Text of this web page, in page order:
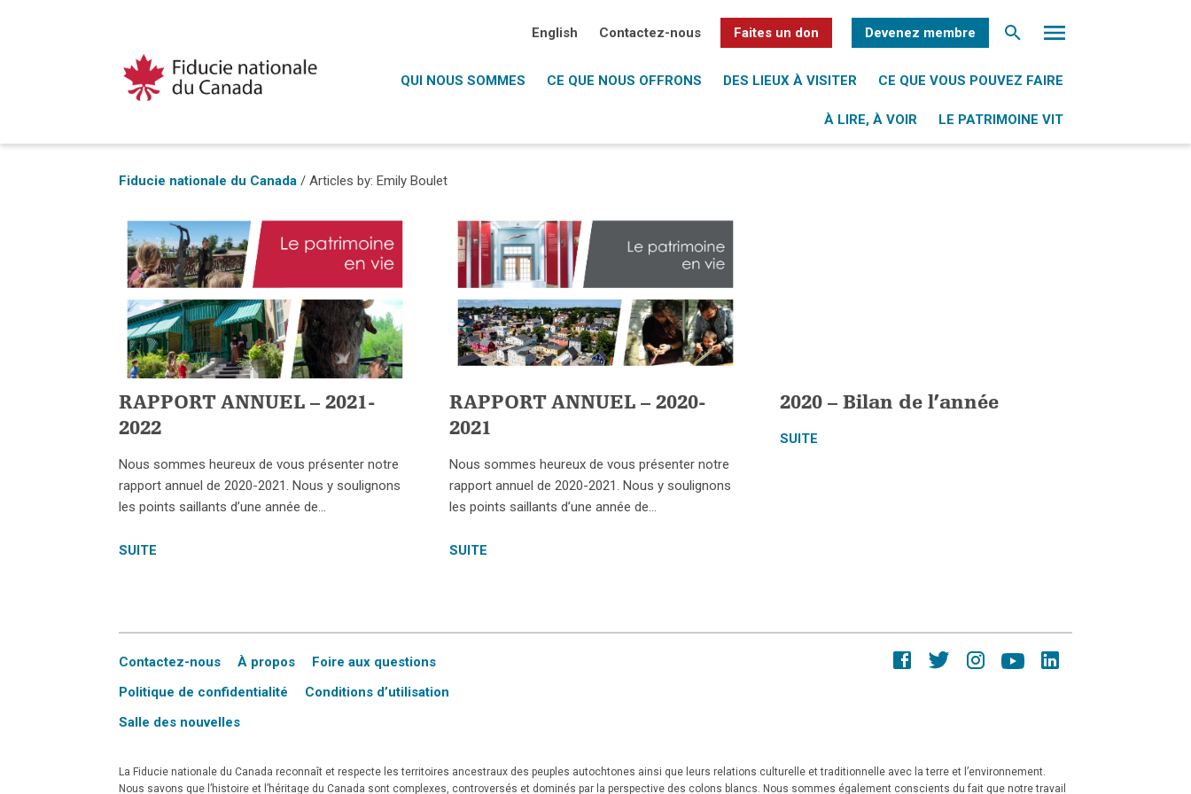
English Contactez-nous Faites un don Devenez membre
QUI NOUS SOMMES CE QUE NOUS OFFRONS DES LIEUX À VISITER CE QUE VOUS POUVEZ FAIRE
À LIRE, À VOIR LE PATRIMOINE VIT
Fiducie nationale du Canada /Articles by: Emily Boulet
RAPPORT ANNUEL – 2021-
2022
Nous sommes heureux de vous présenter notre
rapport annuel de 2020-2021. Nous y soulignons
les points saillants d’une année de…
SUITE
RAPPORT ANNUEL – 2020-
2021
Nous sommes heureux de vous présenter notre
rapport annuel de 2020-2021. Nous y soulignons
les points saillants d’une année de…
SUITE
2020 – Bilan de l’année
SUITE
Contactez-nous À propos
Foire aux questions
Politique de confidentialité
Conditions d’utilisation
Salle des nouvelles
La Fiducie nationale du Canada reconnaît et respecte les territoires ancestraux des peuples autochtones ainsi que leurs relations culturelle et traditionnelle avec la terre et l’environnement.
Nous savons que l’histoire et l’héritage du Canada sont complexes, controversés et dominés par la perspective des colons blancs. Nous sommes également conscients du fait que notre travail